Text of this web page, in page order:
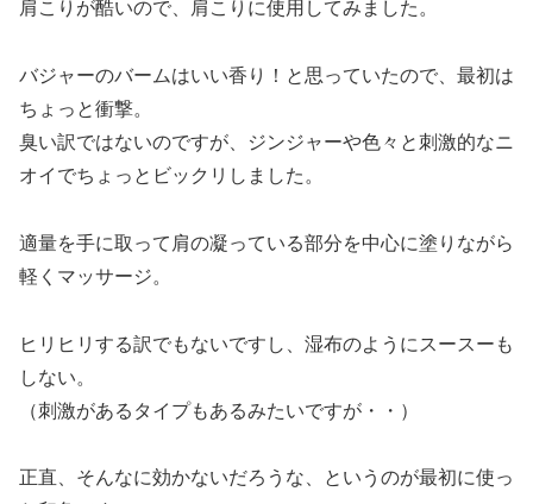
肩こりが酷いので、肩こりに使用してみました。
バジャーのバームはいい香り！と思っていたので、最初は
ちょっと衝撃。
臭い訳ではないのですが、ジンジャーや色々と刺激的なニ
オイでちょっとビックリしました。
適量を手に取って肩の凝っている部分を中心に塗りながら
軽くマッサージ。
ヒリヒリする訳でもないですし、湿布のようにスースーも
しない。
（刺激があるタイプもあるみたいですが・・）
正直、そんなに効かないだろうな、というのが最初に使っ